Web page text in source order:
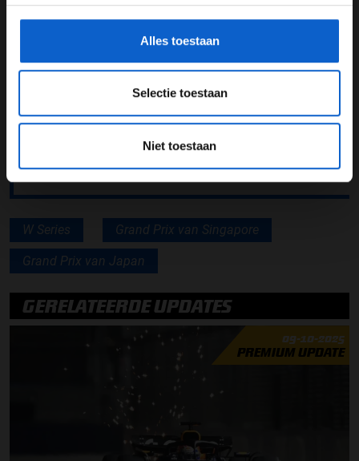
Alles toestaan
Selectie toestaan
Niet toestaan
Lees ook: Daniil Kvyat maakt NASCAR-debuut op
Indianapolis
Lees ook: F1 aan Tafel over kapot drinksysteem
Hamilton: Je mist het tijdens race
Lees ook: Ferrari nog steeds vertrouwen in
W Series Grand Prix van Singapore
Grand Prix van Japan
GERELATEERDE UPDATES
09-10-2025
PREMIUM UPDATE
gegevensgebruik en -bescherming.